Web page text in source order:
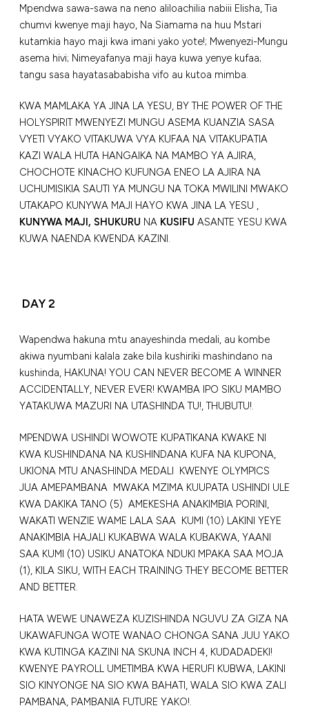
Mpendwa sawa-sawa na neno aliloachilia nabiii Elisha, Tia
chumvi kwenye maji hayo, Na Siamama na huu Mstari
kutamkia hayo maji kwa imani yako yote!; Mwenyezi-Mungu
asema hivi; Nimeyafanya maji haya kuwa yenye kufaa;
tangu sasa hayatasababisha vifo au kutoa mimba.
KWA MAMLAKA YA JINA LA YESU, BY THE POWER OF THE
HOLYSPIRIT MWENYEZI MUNGU ASEMA KUANZIA SASA
VYETI VYAKO VITAKUWA VYA KUFAA NA VITAKUPATIA
KAZI WALA HUTA HANGAIKA NA MAMBO YA AJIRA,
CHOCHOTE KINACHO KUFUNGA ENEO LA AJIRA NA
UCHUMISIKIA SAUTI YA MUNGU NA TOKA MWILINI MWAKO
UTAKAPO KUNYWA MAJI HAYO KWA JINA LA YESU ,
KUNYWA MAJI, SHUKURU NA KUSIFU ASANTE YESU KWA
KUWA NAENDA KWENDA KAZINI.
DAY 2
Wapendwa hakuna mtu anayeshinda medali, au kombe
akiwa nyumbani kalala zake bila kushiriki mashindano na
kushinda, HAKUNA! YOU CAN NEVER BECOME A WINNER
ACCIDENTALLY, NEVER EVER! KWAMBA IPO SIKU MAMBO
YATAKUWA MAZURI NA UTASHINDA TU!, THUBUTU!.
MPENDWA USHINDI WOWOTE KUPATIKANA KWAKE NI
KWA KUSHINDANA NA KUSHINDANA KUFA NA KUPONA,
UKIONA MTU ANASHINDA MEDALI KWENYE OLYMPICS
JUA AMEPAMBANA MWAKA MZIMA KUUPATA USHINDI ULE
KWA DAKIKA TANO (5) AMEKESHA ANAKIMBIA PORINI,
WAKATI WENZIE WAME LALA SAA KUMI (10) LAKINI YEYE
ANAKIMBIA HAJALI KUKABWA WALA KUBAKWA, YAANI
SAA KUMI (10) USIKU ANATOKA NDUKI MPAKA SAA MOJA
(1), KILA SIKU, WITH EACH TRAINING THEY BECOME BETTER
AND BETTER.
HATA WEWE UNAWEZA KUZISHINDA NGUVU ZA GIZA NA
UKAWAFUNGA WOTE WANAO CHONGA SANA JUU YAKO
KWA KUTINGA KAZINI NA SKUNA INCH 4, KUDADADEKI!
KWENYE PAYROLL UMETIMBA KWA HERUFI KUBWA, LAKINI
SIO KINYONGE NA SIO KWA BAHATI, WALA SIO KWA ZALI
PAMBANA, PAMBANIA FUTURE YAKO!.